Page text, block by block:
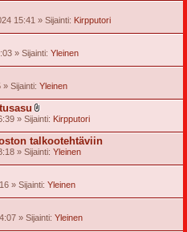
15:41 » Sijainti: Kirpputori
» Sijainti: Yleinen
Sijainti: Yleinen
l
i
t
t
e
t
» Sijainti: Kirpputori
talkootehtäviin
» Sijainti: Yleinen
» Sijainti: Yleinen
» Sijainti: Yleinen